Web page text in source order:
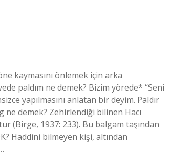
kaymasını önlemek için arka
paldım ne demek? Bizim yörede* “Seni
yapılmasını anlatan bir deyim. Paldır
demek? Zehirlendiği bilinen Hacı
(Birge, 1937: 233). Bu balgam taşından
Haddini bilmeyen kişi, altından